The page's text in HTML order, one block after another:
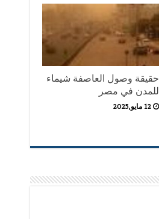
حقيقة وصول العاصفة شيماء
للمدن في مصر
12 مايو,2025